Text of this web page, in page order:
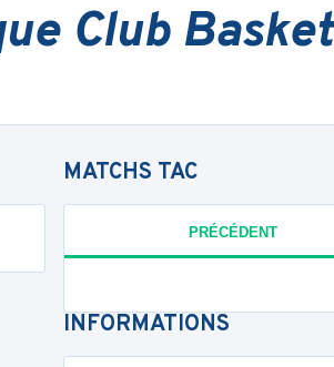
Club Basket
MATCHS TAC
PRÉCÉDENT
INFORMATIONS